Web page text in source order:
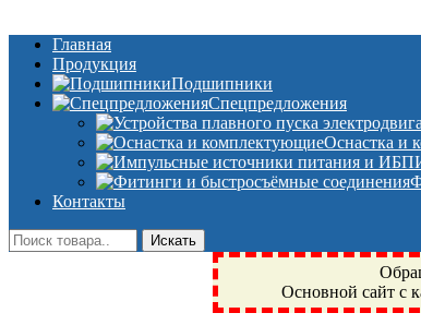
Главная
Продукция
Подшипники
Спецпредложения
Оснастка и
Контакты
Основной сайт с